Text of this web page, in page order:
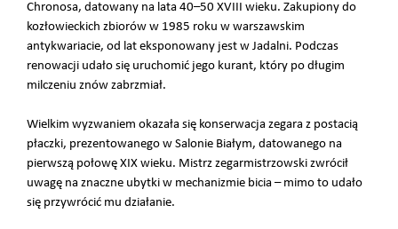
Chronosa, datowany na lata 40–50 XVIII wieku. Zakupiony do
kozłowieckich zbiorów w 1985 roku w warszawskim
antykwariacie, od lat eksponowany jest w Jadalni. Podczas
renowacji udało się uruchomić jego kurant, który po długim
milczeniu znów zabrzmiał.
Wielkim wyzwaniem okazała się konserwacja zegara z postacią
płaczki, prezentowanego w Salonie Białym, datowanego na
pierwszą połowę XIX wieku. Mistrz zegarmistrzowski zwrócił
uwagę na znaczne ubytki w mechanizmie bicia – mimo to udało
się przywrócić mu działanie.